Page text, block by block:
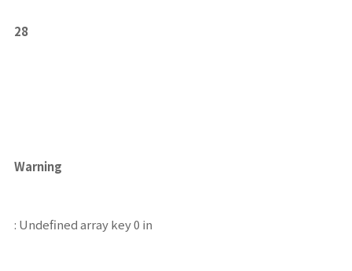
28
Warning
: Undefined array key 0 in